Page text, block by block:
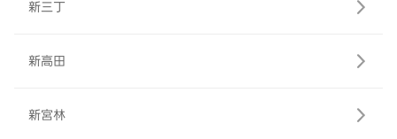
新三丁
新高田
新宮林